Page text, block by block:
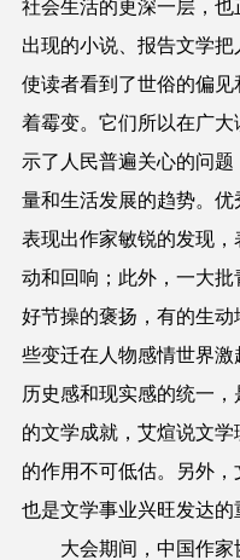
社会生活的更深一层，
出现的小说、报告文学
使读者看到了世俗的偏
着霉变。它们所以在广
示了人民普遍关心的问
量和生活发展的趋势。
表现出作家敏锐的发现
动和回响；此外，一大
好节操的褒扬，有的生
些变迁在人物感情世界
历史感和现实感的统一
的文学成就，艾煊说文
的作用不可低估。另外
也是文学事业兴旺发达的
大会期间，中国作家